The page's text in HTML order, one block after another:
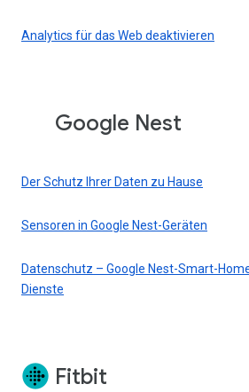
Analytics für das Web deaktivieren
Google Nest
Der Schutz Ihrer Daten zu Hause
Sensoren in Google Nest-Geräten
Datenschutz – Google Nest-Smart-
Dienste
Fitbit